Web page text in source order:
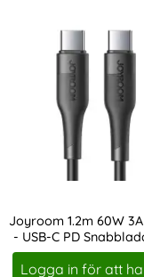
Joyroom 1.2m 60W 3A
- USB-C PD
Svart
Art. nr 19313
Logga in för att